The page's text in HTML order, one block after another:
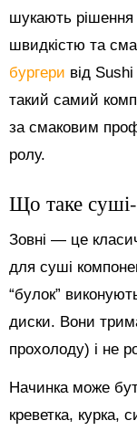
шукають рішення
швидкістю та
бургери від
такий самий
за смаковим
ролу.
Що таке
Зовні — це
для суші
“булок”
диски. Вони
прохолоду) і не
Начинка може
креветка, курка,